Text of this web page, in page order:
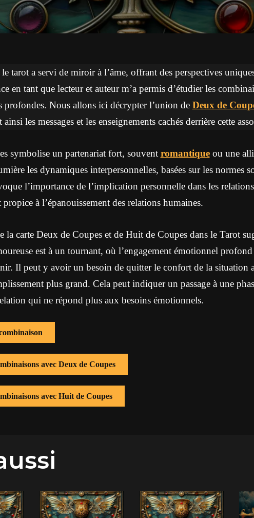
tarot a servi de miroir à l’âme, offrant des perspectives
en tant que lecteur et auteur m’a permis d’étudier les
profondes. Nous allons ici décrypter l’union de Deux de
les messages et les enseignements cachés derrière cette
symbolise un partenariat fort, souvent romantiqueou une
les dynamiques interpersonnelles, basées sur les normes
l’importance de l’implication personnelle dans les
à l’épanouissement des relations humaines.
la carte Deux de Coupes et de Huit de Coupes dans le Tarot
est à un tournant, où l’engagement émotionnel
Il peut y avoir un besoin de quitter le confort de la situation
plus grand. Cela peut indiquer un passage à une
qui ne répond plus aux besoins émotionnels.
avec Deux de Coupes
avec Huit de Coupes